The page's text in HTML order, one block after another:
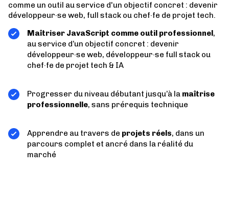
comme un outil au service d'un objectif concret : devenir
développeur·se web, full stack ou chef·fe de projet tech.
Maîtriser JavaScript comme outil professionnel,
au service d’un objectif concret : devenir
développeur·se web, développeur·se full stack ou
chef·fe de projet tech & IA
Progresser du niveau débutant jusqu’à la maîtrise
professionnelle, sans prérequis technique
Apprendre au travers de projets réels, dans un
parcours complet et ancré dans la réalité du
marché